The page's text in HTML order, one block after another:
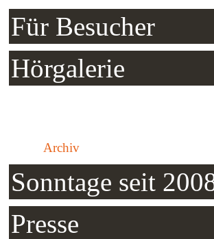
Für Besucher
Hörgalerie
Archiv
Sonntage seit
Presse